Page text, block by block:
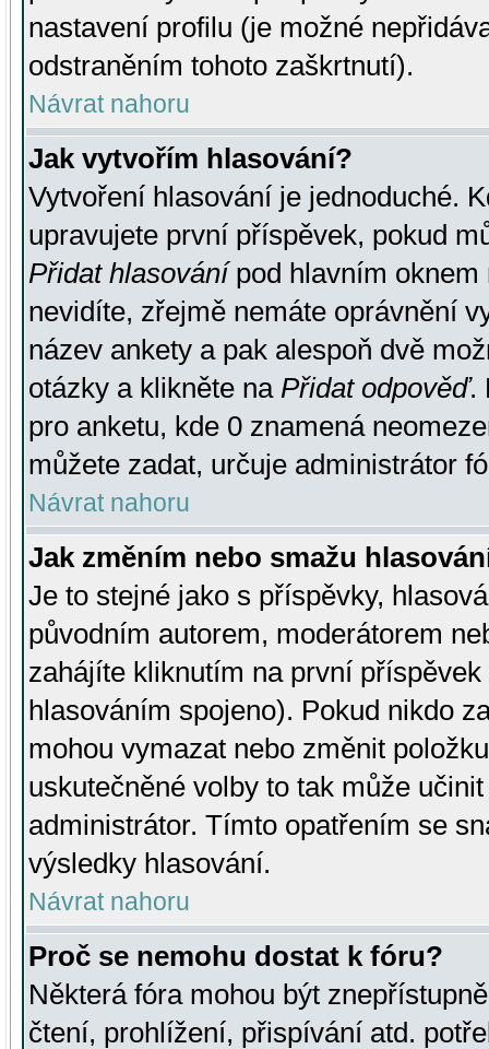
nastavení profilu (je možné
odstraněním tohoto zaškrtnutí).
Návrat nahoru
Jak vytvořím hlasování?
Vytvoření hlasování je jednoduché.
upravujete první příspěvek, pokud
Přidat hlasovánípod hlavním oknem
nevidíte, zřejmě nemáte oprávnění
název ankety a pak alespoň dvě
otázky a klikněte na Přidat odpověď.
pro anketu, kde 0 znamená
můžete zadat, určuje administrátor
Návrat nahoru
Jak změním nebo smažu
Je to stejné jako s příspěvky,
původním autorem, moderátorem
zahájíte kliknutím na první
hlasováním spojeno). Pokud nikdo
mohou vymazat nebo změnit
uskutečněné volby to tak může
administrátor. Tímto opatřením se
výsledky hlasování.
Návrat nahoru
Proč se nemohu dostat k fóru?
Některá fóra mohou být
čtení, prohlížení, přispívání atd.